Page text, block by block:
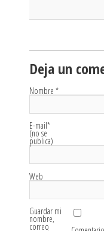
Deja un
Nombre *
E-mail*
(no se
publica)
Web
Guardar mi
nombre,
correo